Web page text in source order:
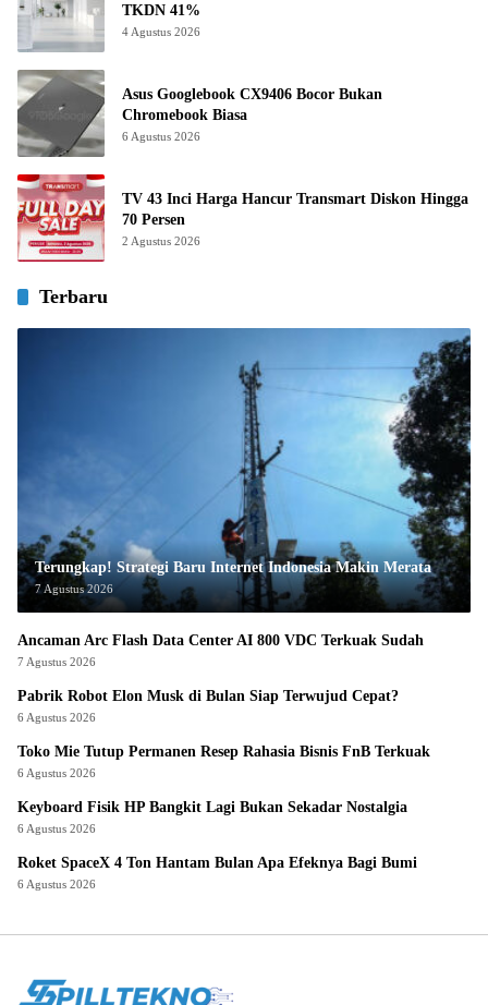
TKDN 41%
4 Agustus 2026
Asus Googlebook CX9406 Bocor Bukan
Chromebook Biasa
6 Agustus 2026
TV 43 Inci Harga Hancur Transmart Diskon Hingga
70 Persen
2 Agustus 2026
Terbaru
Terungkap! Strategi Baru Internet Indonesia Makin Merata
7 Agustus 2026
Ancaman Arc Flash Data Center AI 800 VDC Terkuak Sudah
7 Agustus 2026
Pabrik Robot Elon Musk di Bulan Siap Terwujud Cepat?
6 Agustus 2026
Toko Mie Tutup Permanen Resep Rahasia Bisnis FnB Terkuak
6 Agustus 2026
Keyboard Fisik HP Bangkit Lagi Bukan Sekadar Nostalgia
6 Agustus 2026
Roket SpaceX 4 Ton Hantam Bulan Apa Efeknya Bagi Bumi
6 Agustus 2026